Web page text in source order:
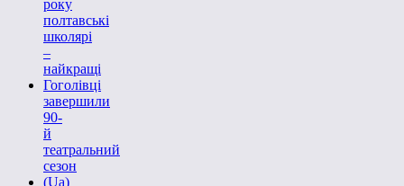
року
полтавські
школярі
–
найкращі
Гоголівці
завершили
90-
й
театральний
сезон
(Ua)